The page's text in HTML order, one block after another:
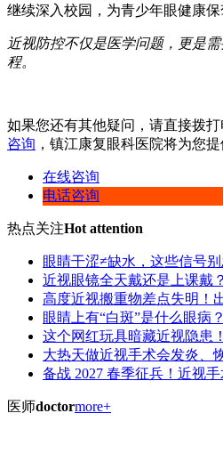
继续深入校园，为青少年眼健康保
近视防控不仅是医学问题，更是
程。
如果您还有其他疑问，请直接拨
咨询 ，镇江康复眼科医院将为您
在线咨询
电话咨询
热点关注Hot attention
眼睛干涩≠缺水，这些信号
近视眼镜全天戴还是上课戴
高度近视搬重物差点失明！
眼睛上有“白斑”是什么眼病？
这个网红玩具暗藏近视隐患
大热天做近视手术会发炎、
备战 2027 春季征兵！近视
医师doctormore+